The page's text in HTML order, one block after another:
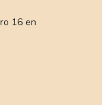
16 en